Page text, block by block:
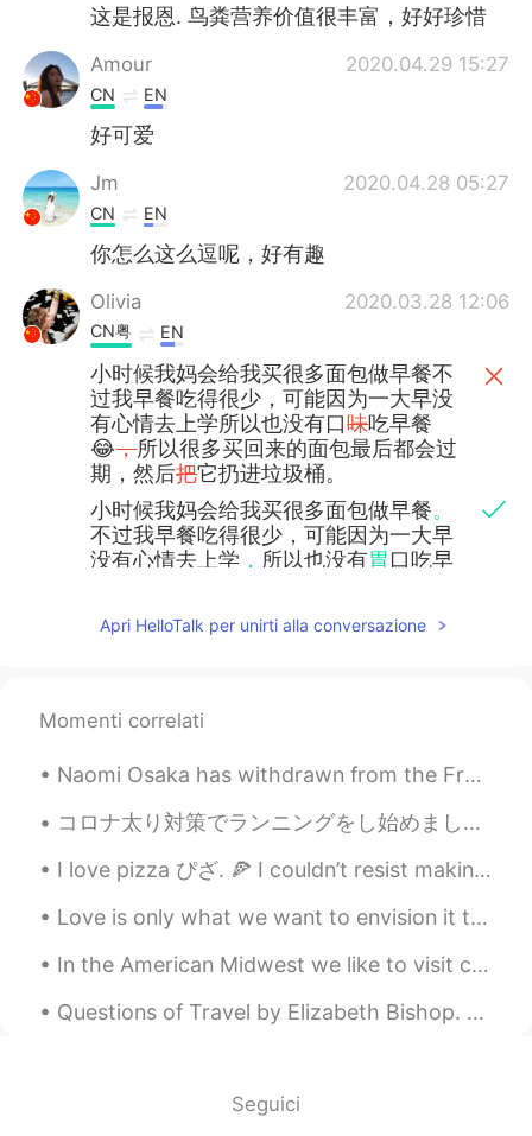
这是报恩. 鸟粪营养价值很丰富，好好珍惜
Amour 2020.04.29 15:27
CN EN
好可爱
Jm 2020.04.28 05:27
CN EN
你怎么这么逗呢，好有趣
Olivia 2020.03.28 12:06
CN粤 EN
小时候我妈会给我买很多面包做早餐不
过我早餐吃得很少，可能因为一大早没
有心情去上学所以也没有口味吃早餐
😂，所以很多买回来的面包最后都会过
期，然后把它扔进垃圾桶。
小时候我妈会给我买很多面包做早餐。
不过我早餐吃得很少，可能因为一大早
没有心情去上学 ， 所以也没有胃口吃早
在外面给鸟吃，这样就不会浪费面包
了。
有一次我妈想到了一个好办法，她叫我
面给鸟吃，这样就不会浪费面包了。
我放了之后没多久就有一大群鸟出现在
面🌹。
我放了之后， 没过多久就有一大群鸟出
面🌹。
不管
Apri HelloTalk per unirti alla conversazione
Momenti correlati
Naomi Osaka has withdrawn from the French Open after organizers fined her and threatened more sev...
コロナ太り対策でランニングをし始めました。ジムも臨時休業だったし、人と関わらない方がいいと思って一人で出来ることにしました。その結果、3ヶ月経って気づかないうちになんと体重が8キロ減。見た目はそ...
I love pizza ぴざ. 🍕 I couldn’t resist making one for dinner. おいしい 🤤🤤 But it’s cheaper and save...
Love is only what we want to envision it to be. Sometimes people find that same type envision in ...
In the American Midwest we like to visit corn field mazes in fall. Of course my kids argue about ...
Questions of Travel by Elizabeth Bishop. Part 2 of 5. Think of the long trip home. Should we ha...
Seguici